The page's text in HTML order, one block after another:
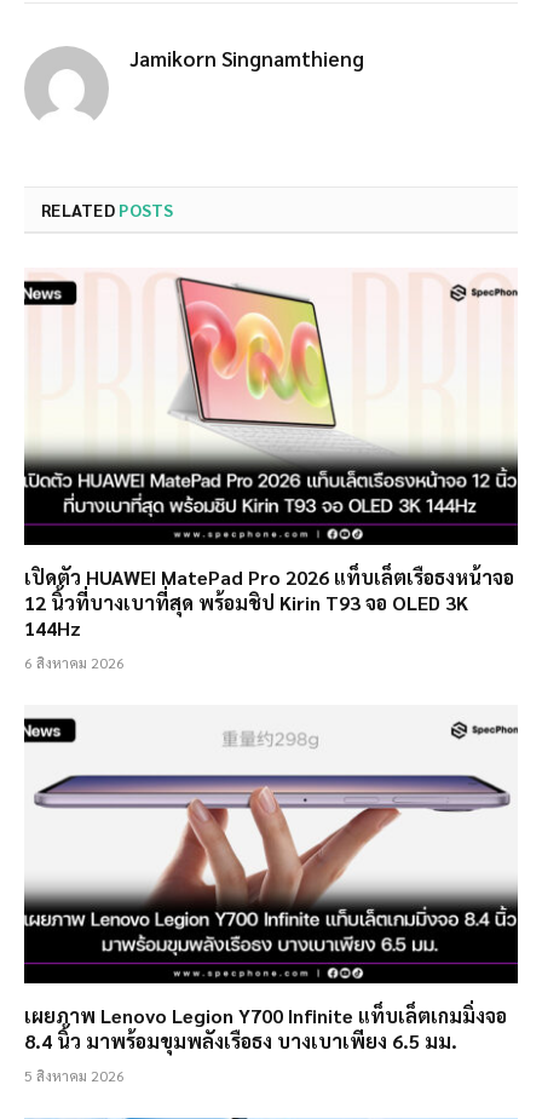
Jamikorn Singnamthieng
RELATED POSTS
เปิดตัว HUAWEI MatePad Pro 2026 แท็บเล็ตเรือธงหน้าจอ
12 นิ้วที่บางเบาที่สุด พร้อมชิป Kirin T93 จอ OLED 3K
144Hz
6 สิงหาคม 2026
เผยภาพ Lenovo Legion Y700 Infinite แท็บเล็ตเกมมิ่งจอ
8.4 นิ้ว มาพร้อมขุมพลังเรือธง บางเบาเพียง 6.5 มม.
5 สิงหาคม 2026